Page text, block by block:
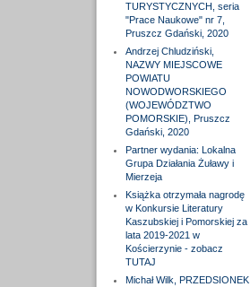
TURYSTYCZNYCH, seria
"Prace Naukowe" nr 7,
Pruszcz Gdański, 2020
Andrzej Chludziński,
NAZWY MIEJSCOWE
POWIATU
NOWODWORSKIEGO
(WOJEWÓDZTWO
POMORSKIE), Pruszcz
Gdański, 2020
Partner wydania: Lokalna
Grupa Działania Żuławy i
Mierzeja
Książka otrzymała nagrodę
w Konkursie Literatury
Kaszubskiej i Pomorskiej za
lata 2019-2021 w
Kościerzynie - zobacz
TUTAJ
Michał Wilk, PRZEDSIONEK